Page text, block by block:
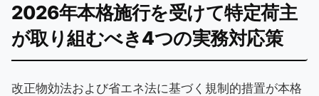
2026年本格施行を受けて特定荷主
が取り組むべき4つの実務対応策
改正物効法および省エネ法に基づく規制的措置が本格